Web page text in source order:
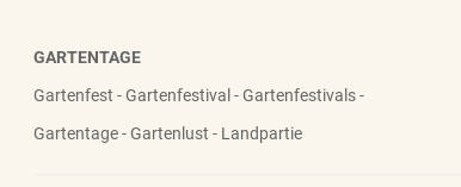
GARTENTAGE
Gartenfest - Gartenfestival - Gartenfestivals -
Gartentage - Gartenlust - Landpartie